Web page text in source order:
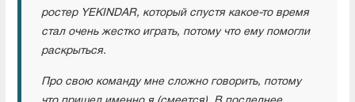
ростер YEKINDAR, который спустя какое-то время
стал очень жестко играть, потому что ему помогли
раскрыться.
Про свою команду мне сложно говорить, потому